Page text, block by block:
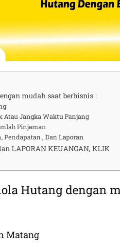
mudah saat berbisnis :
Jangka Waktu Panjang
Pinjaman
, Dan Laporan
LAPORAN KEUANGAN, KLIK
Hutang dengan
Matang